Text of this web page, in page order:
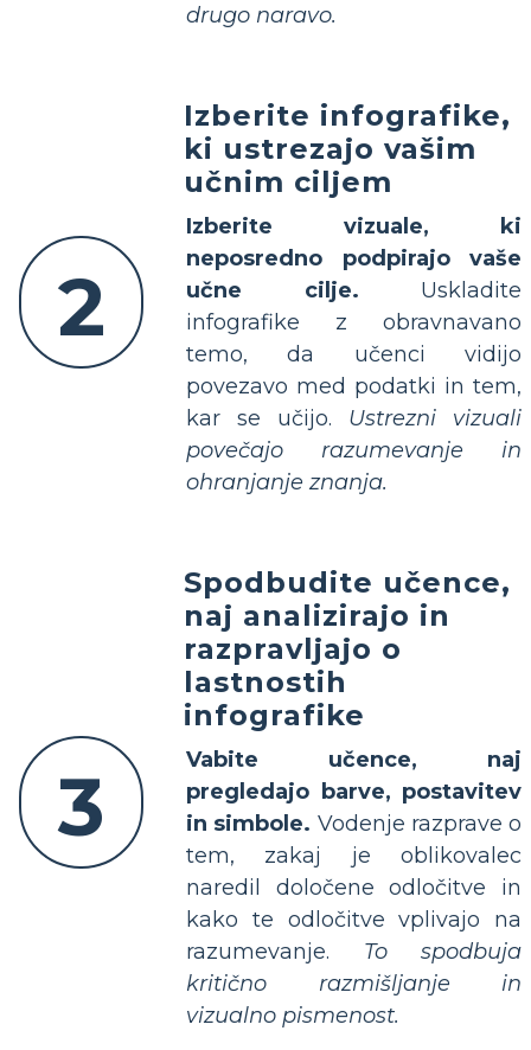
drugo naravo.
2
Izberite infografike,
ki ustrezajo vašim
učnim ciljem
Izberite vizuale, ki
neposredno podpirajo vaše
učne cilje. Uskladite
infografike z obravnavano
temo, da učenci vidijo
povezavo med podatki in tem,
kar se učijo. Ustrezni vizuali
povečajo razumevanje in
ohranjanje znanja.
3
Spodbudite učence,
naj analizirajo in
razpravljajo o
lastnostih
infografike
Vabite učence, naj
pregledajo barve, postavitev
in simbole. Vodenje razprave o
tem, zakaj je oblikovalec
naredil določene odločitve in
kako te odločitve vplivajo na
razumevanje. To spodbuja
kritično razmišljanje in
vizualno pismenost.